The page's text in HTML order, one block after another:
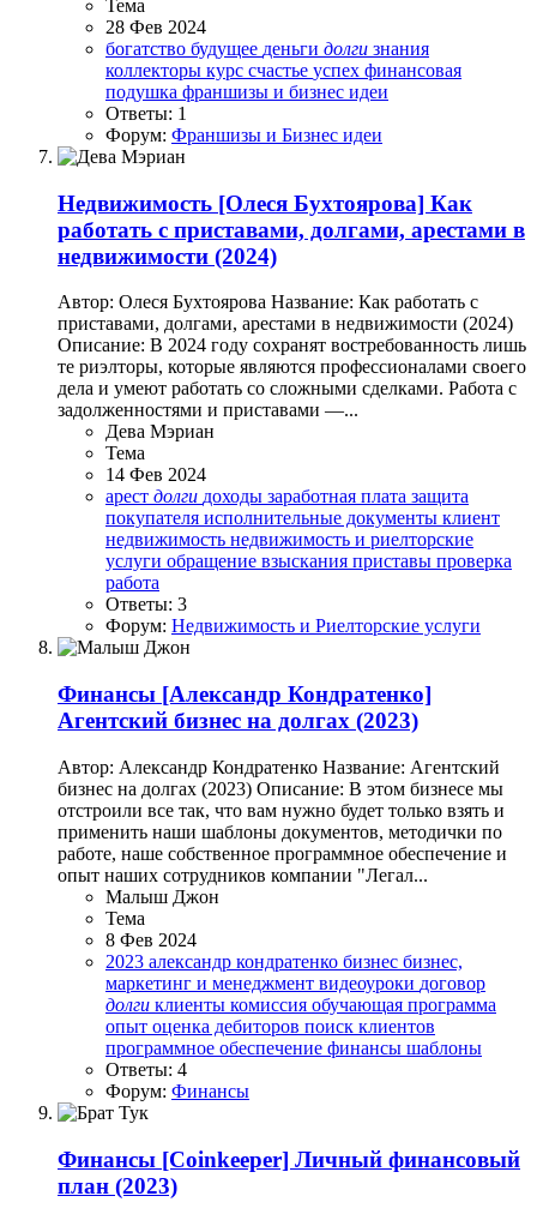
Тема
28 Фев 2024
богатство будущее деньги долги знания
коллекторы курс счастье успех финансовая
подушка франшизы и бизнес идеи
Ответы: 1
Форум: Франшизы и Бизнес идеи
Недвижимость [Олеся Бухтоярова] Как
работать с приставами, долгами, арестами в
недвижимости (2024)
Автор: Олеся Бухтоярова Название: Как работать с
приставами, долгами, арестами в недвижимости (2024)
Описание: В 2024 году сохранят востребованность лишь
те риэлторы, которые являются профессионалами своего
дела и умеют работать со сложными сделками. Работа с
задолженностями и приставами —...
Дева Мэриан
Тема
14 Фев 2024
арест долги доходы заработная плата защита
покупателя исполнительные документы клиент
недвижимость недвижимость и риелторские
услуги обращение взыскания приставы проверка
работа
Ответы: 3
Форум: Недвижимость и Риелторские услуги
Финансы [Александр Кондратенко]
Агентский бизнес на долгах (2023)
Автор: Александр Кондратенко Название: Агентский
бизнес на долгах (2023) Описание: В этом бизнесе мы
отстроили все так, что вам нужно будет только взять и
применить наши шаблоны документов, методички по
работе, наше собственное программное обеспечение и
опыт наших сотрудников компании "Легал...
Малыш Джон
Тема
8 Фев 2024
2023 александр кондратенко бизнес бизнес,
маркетинг и менеджмент видеоуроки договор
долги клиенты комиссия обучающая программа
опыт оценка дебиторов поиск клиентов
программное обеспечение финансы шаблоны
Ответы: 4
Форум: Финансы
Финансы [Coinkeeper] Личный финансовый
план (2023)